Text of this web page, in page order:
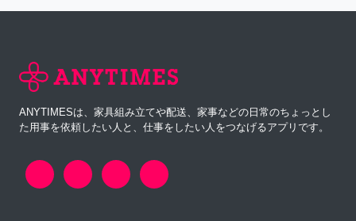
ANYTIMESは、家具組み立てや配送、家事などの日常のちょっとし
た用事を依頼したい人と、仕事をしたい人をつなげるアプリです。